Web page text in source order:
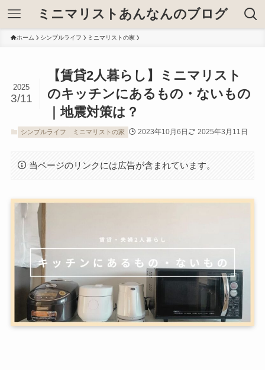
ミニマリストあんなんのブログ
ホーム シンプルライフ ミニマリストの家
【賃貸2人暮らし】ミニマリスト
のキッチンにあるもの・ないもの
｜地震対策は？
2025
3/11
シンプルライフ ミニマリストの家 2023年10月6日 2025年3月11日
当ページのリンクには広告が含まれています。